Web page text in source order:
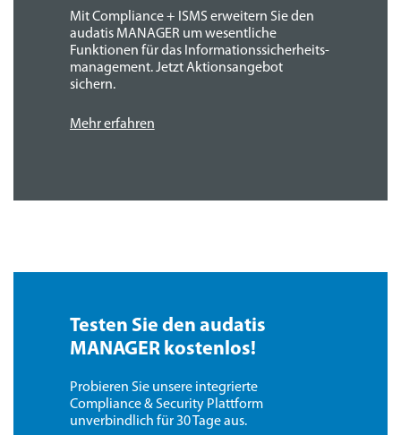
Mit Compliance + ISMS erweitern Sie den
audatis MANAGER um wesentliche
Funktionen für das Informations­sicherheits­
management. Jetzt Aktions­angebot
sichern.
Mehr erfahren
Testen Sie den audatis
MANAGER kostenlos!
Probieren Sie unsere integrierte
Compliance & Security Plattform
unverbindlich für 30 Tage aus.